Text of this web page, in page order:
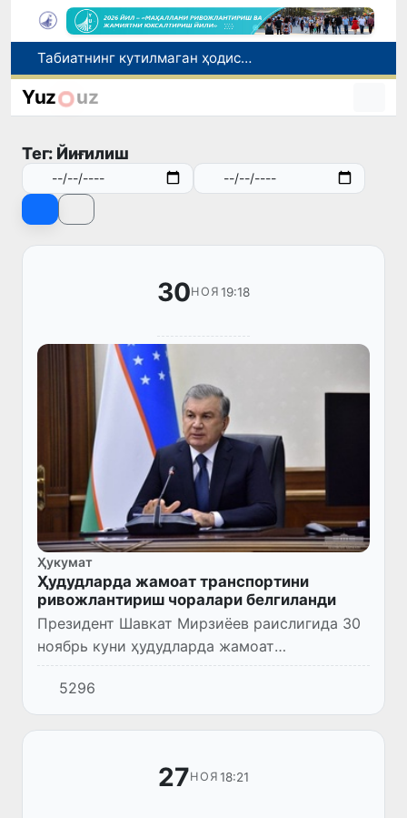
Олимлар Қуёш юзасининг энг аниқ тасвирларини эълон қилишди
Бош консулхона кўмагида инсультга чалинган ҳамюртимиз Олмаотадан юртимизга қайтарилди
Табиатнинг кутилмаган ҳодисаси: Янги Зеландияга қалин қор ёғди
Yuz uz
Тег: Йиғилиш
30НОЯ 19:18
Ҳукумат
Ҳудудларда жамоат транспортини
ривожлантириш чоралари белгиланди
Президент Шавкат Мирзиёев раислигида 30
ноябрь куни ҳудудларда жамоат
транспортини ривожлантириш чора-
тадбирлари муҳокама қилинди.
5296
27НОЯ 18:21